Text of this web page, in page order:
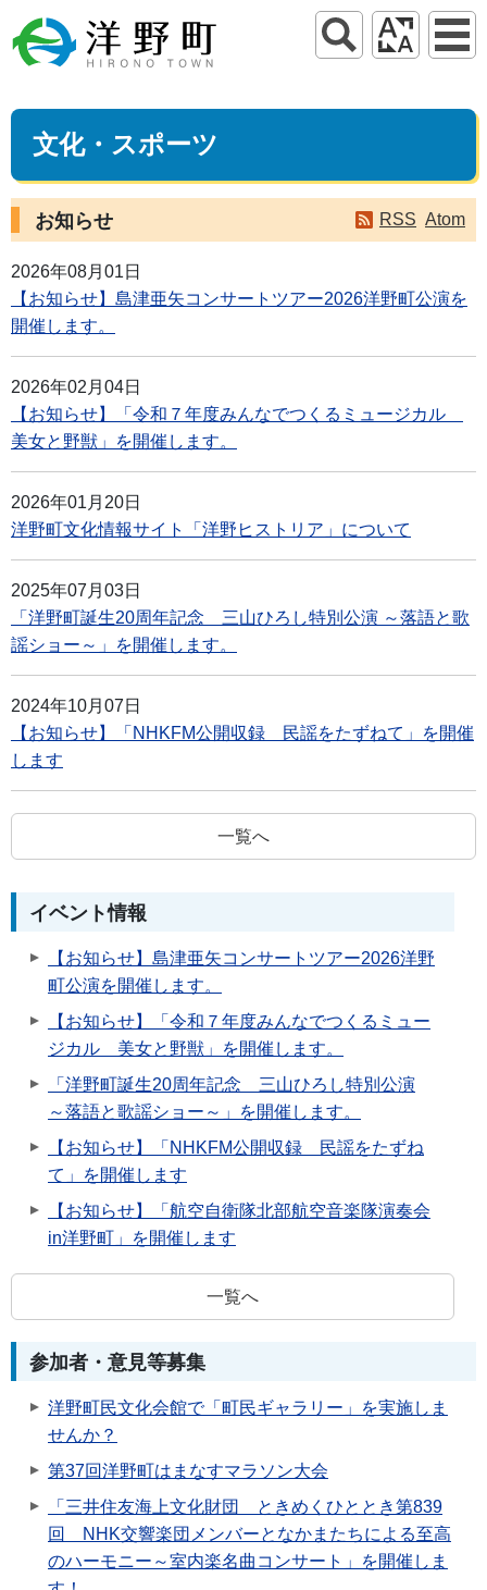
文化・スポーツ
お知らせ RSS Atom
2026年08月01日
【お知らせ】島津亜矢コンサートツアー2026洋野町公演を
開催します。
2026年02月04日
【お知らせ】「令和７年度みんなでつくるミュージカル
美女と野獣」を開催します。
2026年01月20日
洋野町文化情報サイト「洋野ヒストリア」について
2025年07月03日
「洋野町誕生20周年記念 三山ひろし特別公演 ～落語と歌
謡ショー～」を開催します。
2024年10月07日
【お知らせ】「NHKFM公開収録 民謡をたずねて」を開催
します
一覧へ
イベント情報
【お知らせ】島津亜矢コンサートツアー2026洋野
町公演を開催します。
【お知らせ】「令和７年度みんなでつくるミュー
ジカル 美女と野獣」を開催します。
「洋野町誕生20周年記念 三山ひろし特別公演
～落語と歌謡ショー～」を開催します。
【お知らせ】「NHKFM公開収録 民謡をたずね
て」を開催します
【お知らせ】「航空自衛隊北部航空音楽隊演奏会
in洋野町」を開催します
一覧へ
参加者・意見等募集
洋野町民文化会館で「町民ギャラリー」を実施しま
せんか？
第37回洋野町はまなすマラソン大会
「三井住友海上文化財団 ときめくひととき第839
回 NHK交響楽団メンバーとなかまたちによる至高
のハーモニー～室内楽名曲コンサート」を開催しま